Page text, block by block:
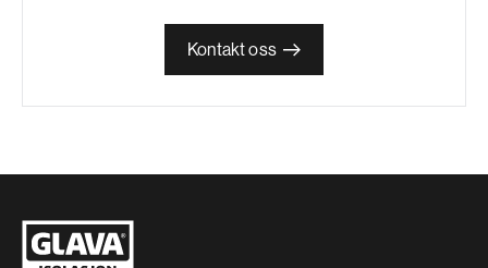
Kontakt oss